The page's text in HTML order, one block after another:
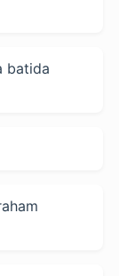
batida